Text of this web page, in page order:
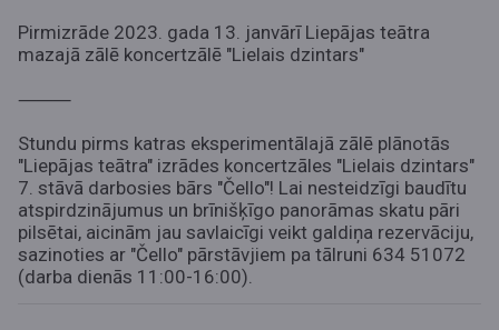
Pirmizrāde 2023. gada 13. janvārī Liepājas teātra
mazajā zālē koncertzālē "Lielais dzintars"
⸻
Stundu pirms katras eksperimentālajā zālē plānotās
"Liepājas teātra" izrādes koncertzāles "Lielais dzintars"
7. stāvā darbosies bārs "Čello"! Lai nesteidzīgi baudītu
atspirdzinājumus un brīnišķīgo panorāmas skatu pāri
pilsētai, aicinām jau savlaicīgi veikt galdiņa rezervāciju,
sazinoties ar "Čello" pārstāvjiem pa tālruni 634 51072
(darba dienās 11:00-16:00).